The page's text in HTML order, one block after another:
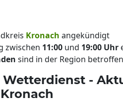
Kronach angekündigt
zwischen 11:00 und 19:00 Uhr
sind in der Region betroffen
Wetterdienst -